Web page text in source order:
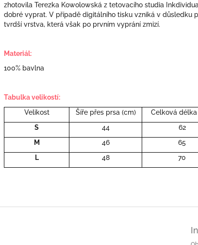
zhotovila Terezka Kowolowská z tetovacího studia
dobré vyprat. V případě digitálního tisku vzniká v důsledku
tvrdší vrstva, která však po prvním vyprání zmizí.
Materiál:
100% bavlna
Tabulka velikostí:
Velikost
Šíře přes prsa (cm)
Celková délka
S
44
62
M
46
65
L
48 70